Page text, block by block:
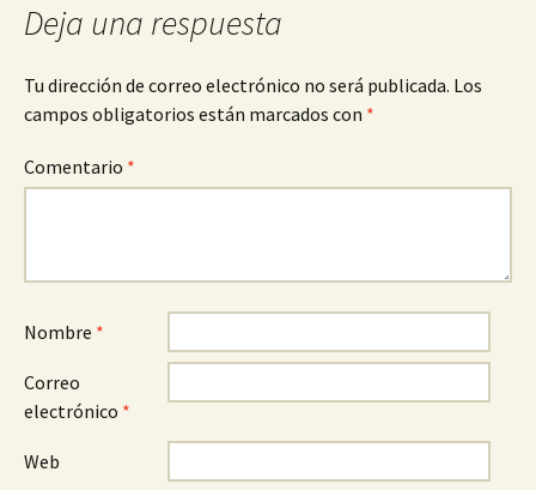
Deja una respuesta
Tu dirección de correo electrónico no será publicada. Los
campos obligatorios están marcados con *
Comentario *
Nombre *
Correo
electrónico *
Web